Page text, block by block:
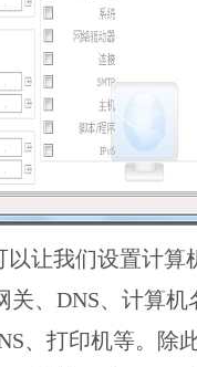
让我们设置计算
关、DNS、计算机
、打印机等。除